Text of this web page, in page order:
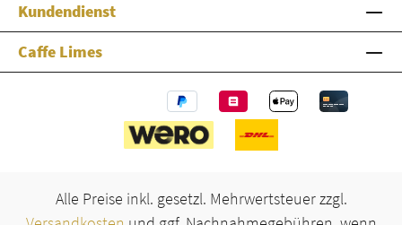
Kundendienst
Caffe Limes
Alle Preise inkl. gesetzl. Mehrwertsteuer zzgl.